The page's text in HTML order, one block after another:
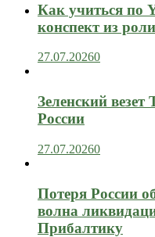
Как учиться по
конспект из
27.07.20260
Зеленский
России
27.07.20260
Потеря России
волна
Прибалтику